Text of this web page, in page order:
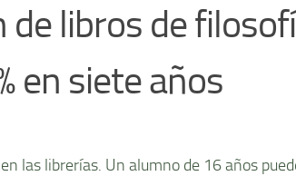
de libros de
en siete años
las librerías. Un alumno de 16 años